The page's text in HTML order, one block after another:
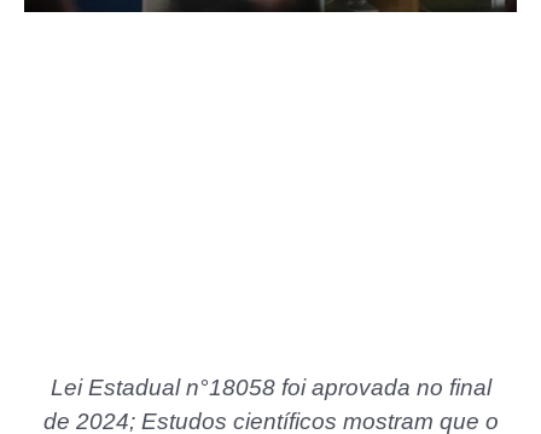
Lei Estadual n°18058 foi aprovada no final
de 2024; Estudos científicos mostram que o